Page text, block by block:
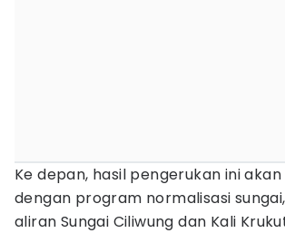
Ke depan, hasil pengerukan ini
dengan program normalisasi
aliran Sungai Ciliwung dan Kali